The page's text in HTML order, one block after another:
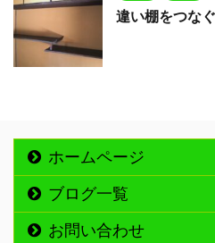
違い棚をつな
ホームページ
ブログ一覧
お問い合わせ